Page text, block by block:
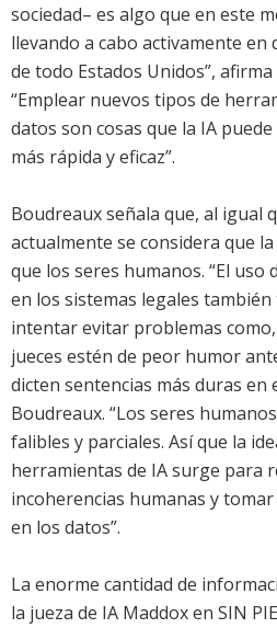
sociedad– es algo que en este
llevando a cabo activamente
de todo Estados Unidos”,
“Emplear nuevos tipos de
datos son cosas que la IA
más rápida y eficaz”.
Boudreaux señala que, al igual
actualmente se considera que
que los seres humanos. “El
en los sistemas legales
intentar evitar problemas
jueces estén de peor humor
dicten sentencias más duras en
Boudreaux. “Los seres
falibles y parciales. Así que la
herramientas de IA surge para
incoherencias humanas y
en los datos”.
La enorme cantidad de
la jueza de IA Maddox en SIN